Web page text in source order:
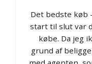
Det bedste køb
start til slut var
købe. Da jeg
grund af